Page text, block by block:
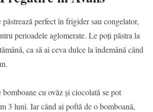
păstrează perfect în frigider sau congelator,
perioadele aglomerate. Le poți păstra la
ca să ai ceva dulce la îndemână când
bomboane cu ovăz și ciocolată se pot
3 luni. Iar când ai poftă de o bomboană,